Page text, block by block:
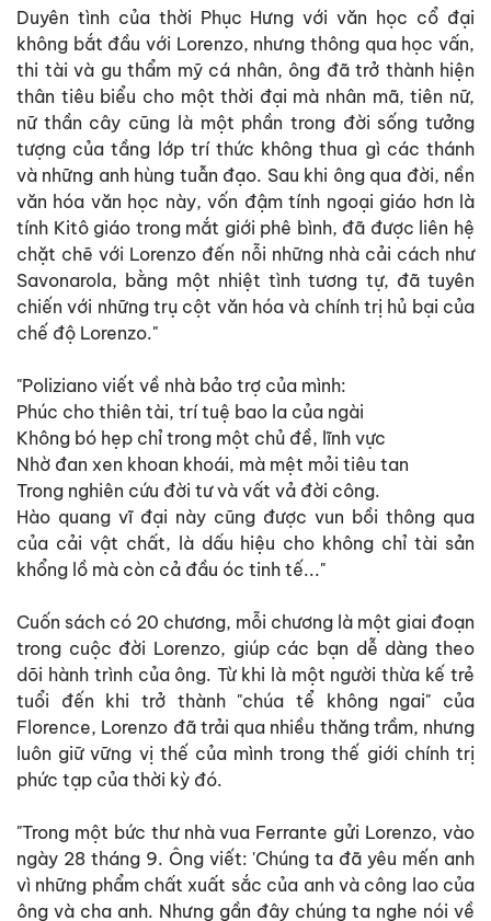
Duyên tình của thời Phục Hưng với văn học cổ đại
không bắt đầu với Lorenzo, nhưng thông qua học vấn,
thi tài và gu thẩm mỹ cá nhân, ông đã trở thành hiện
thân tiêu biểu cho một thời đại mà nhân mã, tiên nữ,
nữ thần cây cũng là một phần trong đời sống tưởng
tượng của tầng lớp trí thức không thua gì các thánh
và những anh hùng tuẫn đạo. Sau khi ông qua đời, nền
văn hóa văn học này, vốn đậm tính ngoại giáo hơn là
tính Kitô giáo trong mắt giới phê bình, đã được liên hệ
chặt chẽ với Lorenzo đến nỗi những nhà cải cách như
Savonarola, bằng một nhiệt tình tương tự, đã tuyên
chiến với những trụ cột văn hóa và chính trị hủ bại của
chế độ Lorenzo."
"Poliziano viết về nhà bảo trợ của mình:
Phúc cho thiên tài, trí tuệ bao la của ngài
Không bó hẹp chỉ trong một chủ đề, lĩnh vực
Nhờ đan xen khoan khoái, mà mệt mỏi tiêu tan
Trong nghiên cứu đời tư và vất vả đời công.
Hào quang vĩ đại này cũng được vun bồi thông qua
của cải vật chất, là dấu hiệu cho không chỉ tài sản
khổng lồ mà còn cả đầu óc tinh tế..."
Cuốn sách có 20 chương, mỗi chương là một giai đoạn
trong cuộc đời Lorenzo, giúp các bạn dễ dàng theo
dõi hành trình của ông. Từ khi là một người thừa kế trẻ
tuổi đến khi trở thành "chúa tể không ngai" của
Florence, Lorenzo đã trải qua nhiều thăng trầm, nhưng
luôn giữ vững vị thế của mình trong thế giới chính trị
phức tạp của thời kỳ đó.
"Trong một bức thư nhà vua Ferrante gửi Lorenzo, vào
ngày 28 tháng 9. Ông viết: 'Chúng ta đã yêu mến anh
vì những phẩm chất xuất sắc của anh và công lao của
ông và cha anh. Nhưng gần đây chúng ta nghe nói về